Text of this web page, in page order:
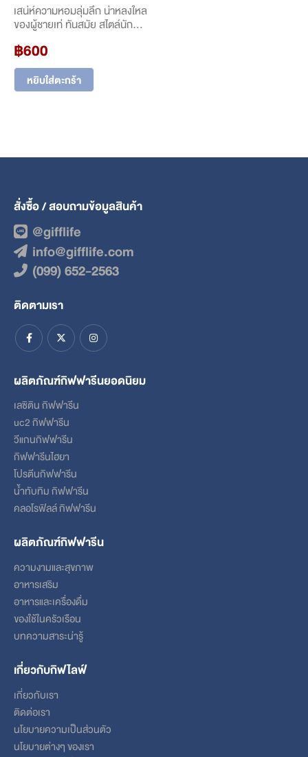
เสน่ห์ความหอมลุ่มลึก น่าหลงใหล
ของผู้ชายเท่ ทันสมัย สไตล์นัก
น้ำหอมสำหรับสุภาพบุรุษ กลิ่น
หอมเฉพาะอันโดดเด่น มอบอา
รมณ์สบายๆ ในทุกโอกาส เสริม
สร้างเสน่ห์ เพิ่มความมั่นใจ ให้
฿600
หยิบใส่ตะกร้า
สั่งซื้อ / สอบถามข้อมูลสินค้า
@gifflife
info@gifflife.com
(099) 652-2563
ติดตามเรา
ผลิตภัณฑ์กิฟฟารีนยอดนิยม
เลซิติน กิฟฟารีน
uc2 กิฟฟารีน
วีแกนกิฟฟารีน
กิฟฟารีนไฮยา
โปรตีนกิฟฟารีน
น้ำทับทิม กิฟฟารีน
คลอโรฟิลล์ กิฟฟารีน
ผลิตภัณฑ์กิฟฟารีน
ความงามและสุขภาพ
อาหารเสริม
อาหารและเครื่องดื่ม
ของใช้ในครัวเรือน
บทความสาระน่ารู้
เกี่ยวกับกิฟไลฟ์
เกี่ยวกับเรา
ติดต่อเรา
นโยบายความเป็นส่วนตัว
นโยบายต่างๆ ของเรา